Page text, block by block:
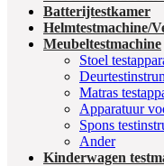
Batterijtestkamer
Helmtestmachine/
Meubeltestmachine
Stoel
Matras
Apparatuur
Spons
Ander
Kinderwagen